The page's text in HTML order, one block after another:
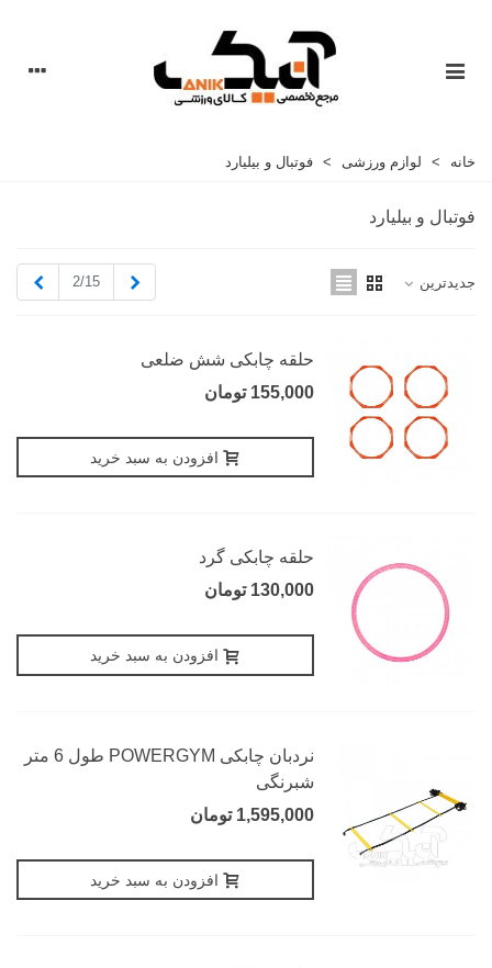
خانه > لوازم ورزشی > فوتبال و بیلیارد
فوتبال و بیلیارد
جدیدترین 2/15
حلقه چابکی شش ضلعی
155,000 تومان
افزودن به سبد خرید
حلقه چابکی گرد
130,000 تومان
افزودن به سبد خرید
نردبان چابکی POWERGYM طول 6 متر
شبرنگی
1,595,000 تومان
افزودن به سبد خرید